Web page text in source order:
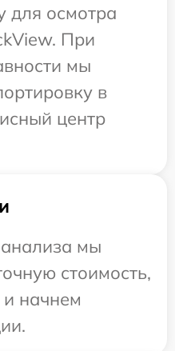
для осмотра
При
мы
в
центр
мы
стоимость,
начнем